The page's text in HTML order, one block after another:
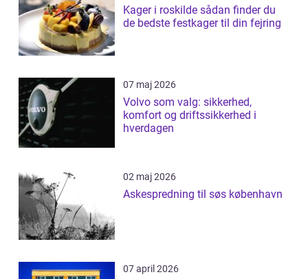
Kager i roskilde sådan finder du
de bedste festkager til din fejring
07 maj 2026
Volvo som valg: sikkerhed,
komfort og driftssikkerhed i
hverdagen
02 maj 2026
Askespredning til søs københavn
07 april 2026